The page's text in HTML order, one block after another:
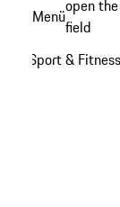
Hauptinhalt
Menüopen
field
Sport & Fitness